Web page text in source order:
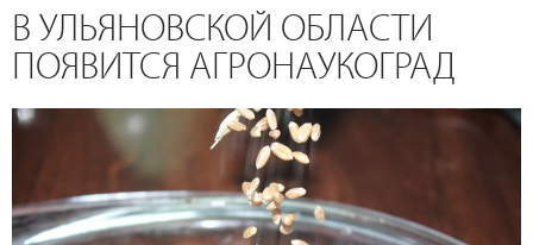
В УЛЬЯНОВСКОЙ ОБЛАСТИ
ПОЯВИТСЯ АГРОНАУКОГРАД